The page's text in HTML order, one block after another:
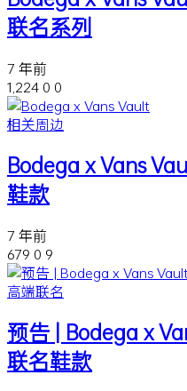
联名系列
7 年前
1,224 0 0
相关周边
Bodega x Vans
鞋款
7 年前
679 0 9
高端联名
预告 | Bodega x
联名鞋款